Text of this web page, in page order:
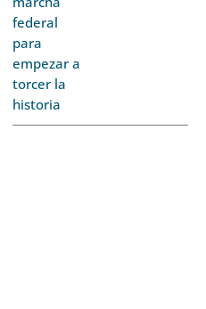
federal
para
empezar a
torcer la
historia